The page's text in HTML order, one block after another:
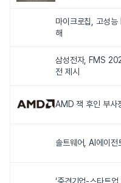
마이크로칩, 고성
해
삼성전자, FMS
전 제시
AMD 잭 후인 부사
솔트웨어, AI에이전